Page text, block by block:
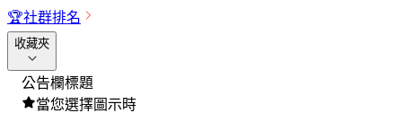
🏆社群排名
收藏夾
公告欄標題
當您選擇圖示時